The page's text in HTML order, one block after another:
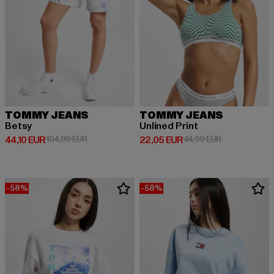
TOMMY JEANS
Betsy
44,10 EUR
Derzeitiger Preis: 44,10 EUR
104,99 EURAktionspreis: 104,99 EUR
TOMMY JEANS
Unlined Print
22,05 EUR
Derzeitiger Preis: 22,05 EUR
44,99 EURAktionspreis:
-58% -58%